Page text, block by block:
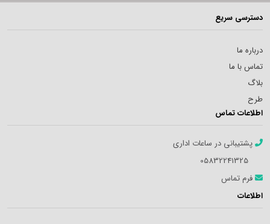
دسترسی سریع
درباره ما
تماس با ما
بلاگ
طرح
اطلاعات تماس
پشتیبانی در ساعات اداری
05832241325
فرم تماس
اطلاعات